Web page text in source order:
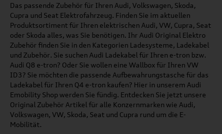
Das passende Zubehör für Ihren Audi, Volkswagen, Skoda,
Cupra und Seat Elektrofahrzeug. Finden Sie im aktuellen
Produktsortiment für Ihren elektrischen Audi, VW, Cupra, Seat
oder Skoda alles, was Sie benötigen. Ihr Audi Original Elektro
Zubehör finden Sie in den Kategorien Ladesysteme, Ladekabel
und Zubehör. Sie suchen Audi Ladekabel für Ihren e-tron bzw.
Audi Q8 e-tron? Oder Sie wollen eine Wallbox für Ihren VW
ID3? Sie möchten die passende Aufbewahrungstasche für das
Ladekabel für Ihren Q4 e-tron kaufen? Hier in unserem Audi
Emobility Shop werden Sie fündig. Entdecken Sie jetzt unsere
Original Zubehör Artikel für alle Konzernmarken wie Audi,
Volkswagen, VW, Skoda, Seat und Cupra rund um die E-
Mobilität.